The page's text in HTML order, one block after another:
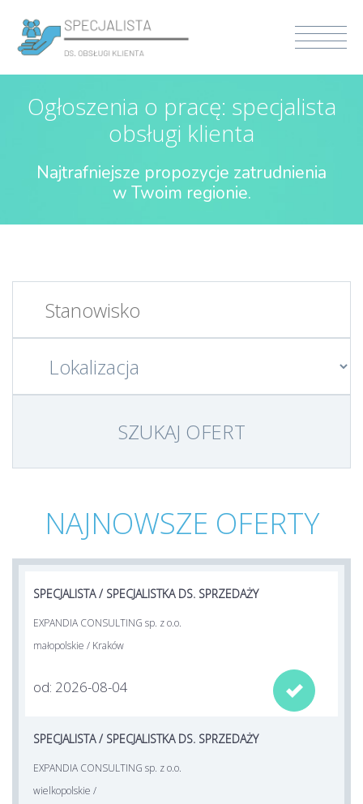
Ogłoszenia o pracę: specjalista
obsługi klienta
Najtrafniejsze propozycje zatrudnienia
w Twoim regionie.
NAJNOWSZE OFERTY
SPECJALISTA / SPECJALISTKA DS. SPRZEDAŻY
EXPANDIA CONSULTING sp. z o.o.
małopolskie / Kraków
od: 2026-08-04 
SPECJALISTA / SPECJALISTKA DS. SPRZEDAŻY
EXPANDIA CONSULTING sp. z o.o.
wielkopolskie /